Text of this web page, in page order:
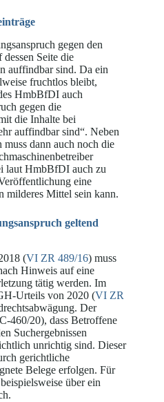
gegen den
Seite die
auffindbar sind. Da ein
fruchtlos bleibt,
HmbBfDI auch
gegen die
die Inhalte bei
auffindbar sind“. Neben
muss dann auch noch die
laut HmbBfDI auch zu
eine
milderes Mittel sein kann.
geltend
(VI ZR 489/16) muss
Hinweis auf eine
tätig werden. Im
Urteils von 2020 (VI ZR
Der
460/20), dass Betroffene
Suchergebnissen
unrichtig sind. Dieser
gerichtliche
Belege erfolgen. Für
über ein